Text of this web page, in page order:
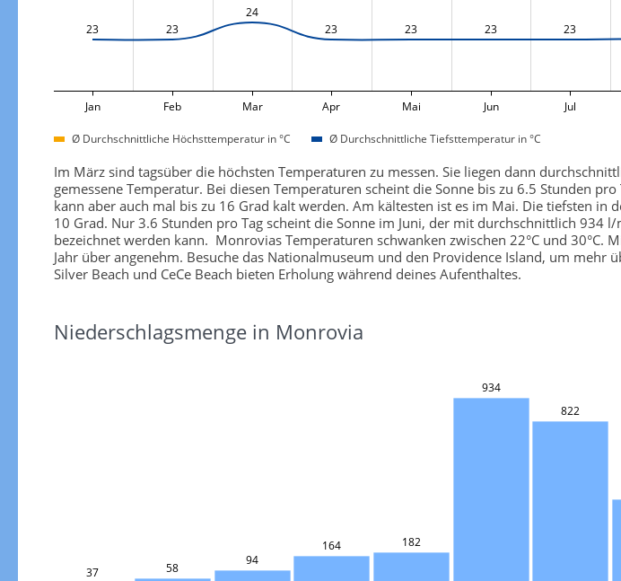
23 23
24
23
23 23 23
Jan Feb Mar Apr Mai Jun Jul
Ø Durchschnittliche Höchsttemperatur in °C Ø Durchschnittliche Tiefsttemperatur in °C
Im März sind tagsüber die höchsten Temperaturen zu messen. Sie liegen dann
gemessene Temperatur. Bei diesen Temperaturen scheint die Sonne bis zu 6.5 Stunden
kann aber auch mal bis zu 16 Grad kalt werden. Am kältesten ist es im Mai. Die tiefsten in
10 Grad. Nur 3.6 Stunden pro Tag scheint die Sonne im Juni, der mit durchschnittlich 934
bezeichnet werden kann. Monrovias Temperaturen schwanken zwischen 22°C und 30°C.
Jahr über angenehm. Besuche das Nationalmuseum und den Providence Island, um mehr
Silver Beach und CeCe Beach bieten Erholung während deines Aufenthaltes.
Niederschlagsmenge in Monrovia
37 58
94
164 182
934
822